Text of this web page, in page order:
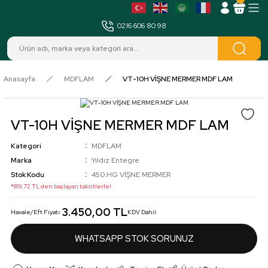
0216 606 80 98
Anasayfa MDFLAM VT-10H VİŞNE MERMER MDF LAM
VT-10H VİŞNE MERMER MDF LAM
Kategori
MDFLAM
Marka
Yıldız Entegre
Stok Kodu
450.HG VİŞNE MERMER
*819,72 TL den başlayan taksitlerle!
Havale/Eft Fiyatı:3.450,00 TLKDV Dahil
WHATSAPP STOK SORUNUZ